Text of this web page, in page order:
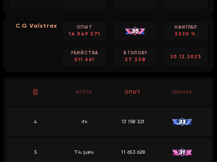
C.G Valstrax ОПЫТ
14 049 571
НАИГРАЛ
3320 Ч.
УБИЙСТВА
511 661
В ГОЛОВУ
37 338
20.12.2023
ИГРОК ОПЫТ ЗВАНИЕ
4 ifx 13 158 321
5 Ƭﾑι ɭuͷɢ 11 653 628